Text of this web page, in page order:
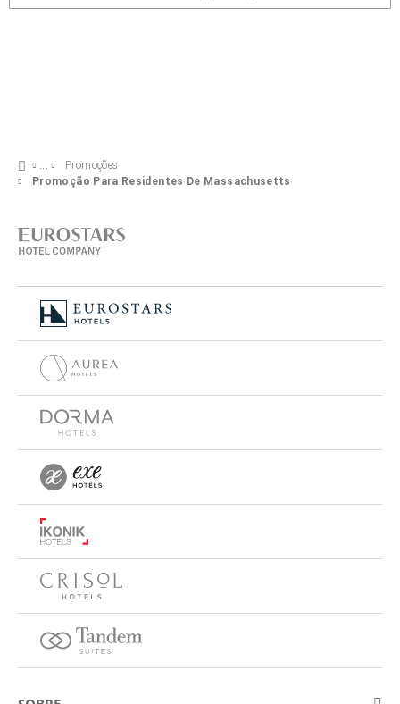
Promoções
Promoção Para Residentes De Massachusetts